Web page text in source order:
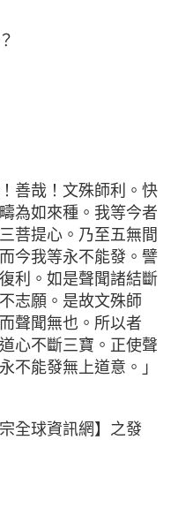
善哉！文殊師利。快
為如來種。我等今者
菩提心。乃至五無間
今我等永不能發。譬
利。如是聲聞諸結斷
志願。是故文殊師
聲聞無也。所以者
心不斷三寶。正使聲
不能發無上道意。」
全球資訊網】之發